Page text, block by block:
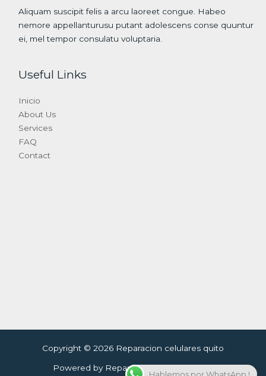
Aliquam suscipit felis a arcu laoreet congue. Habeo
nemore appellanturusu putant adolescens conse quuntur
ei, mel tempor consulatu voluptaria.
Useful Links
Inicio
About Us
Services
FAQ
Contact
Copyright © 2026 Reparacion celulares quito
Powered by Reparacion celulares quito